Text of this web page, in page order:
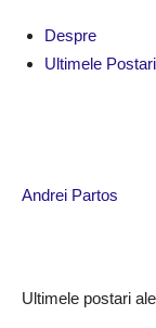
Despre
Ultimele Postari
Andrei Partos
Ultimele postari